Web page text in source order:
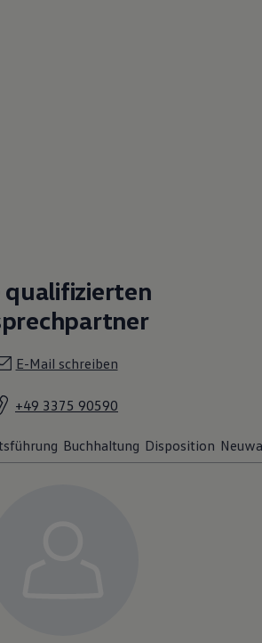
qualifizierten
E-Mail schreiben
+49 3375 90590
Buchhaltung Disposition